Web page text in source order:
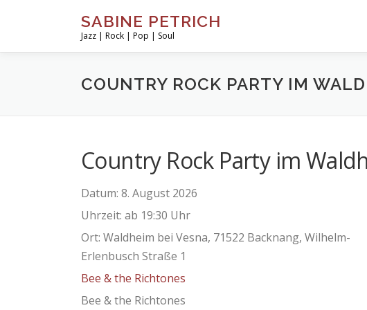
SABINE PETRICH
Jazz | Rock | Pop | Soul
COUNTRY ROCK PARTY IM
Country Rock Party im
Datum: 8. August 2026
Uhrzeit: ab 19:30 Uhr
Ort: Waldheim bei Vesna, 71522 Backnang, Wilhelm-
Erlenbusch Straße 1
Bee & the Richtones
Bee & the Richtones